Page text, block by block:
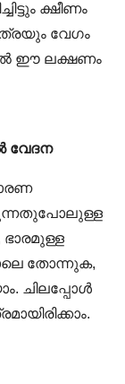
ക്ഷീണം
വേഗം
ഈ ലക്ഷണം
വേദന
തോന്നുക,
ചിലപ്പോള്‍